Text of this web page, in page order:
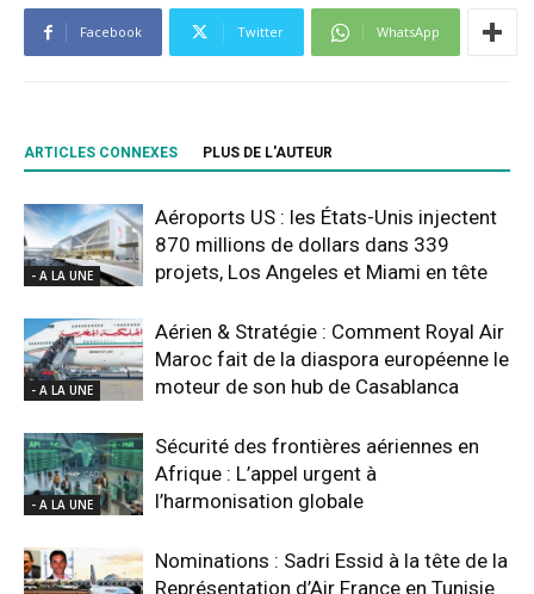
Facebook Twitter WhatsApp
ARTICLES CONNEXES PLUS DE L'AUTEUR
- A LA UNE
Aéroports US : les États-Unis injectent
870 millions de dollars dans 339
projets, Los Angeles et Miami en tête
- A LA UNE
Aérien & Stratégie : Comment Royal Air
Maroc fait de la diaspora européenne le
moteur de son hub de Casablanca
- A LA UNE
Sécurité des frontières aériennes en
Afrique : L’appel urgent à
l’harmonisation globale
Nominations : Sadri Essid à la tête de la
Représentation d’Air France en Tunisie